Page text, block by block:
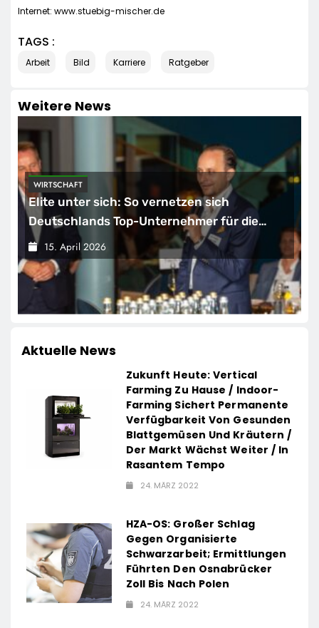
Internet: www.stuebig-mischer.de
TAGS :
Arbeit Bild Karriere Ratgeber
Weitere News
HANDEL
Mehr Genuss zum kleinen Preis: Lidl senkt
dauerhaft die Preise für Schokolade / 26
Schokoladenartikel jetzt bis zu 13 Prozent
günstiger
15. April 2026
Aktuelle News
Zukunft Heute: Vertical
Farming Zu Hause / Indoor-
Farming Sichert Permanente
Verfügbarkeit Von Gesunden
Blattgemüsen Und Kräutern /
Der Markt Wächst Weiter / In
Rasantem Tempo
24. MÄRZ 2022
HZA-OS: Großer Schlag
Gegen Organisierte
Schwarzarbeit; Ermittlungen
Führten Den Osnabrücker
Zoll Bis Nach Polen
24. MÄRZ 2022